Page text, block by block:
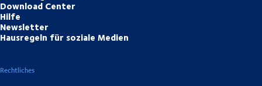
Download Center
Hilfe
Newsletter
Hausregeln für soziale Medien
Rechtliches